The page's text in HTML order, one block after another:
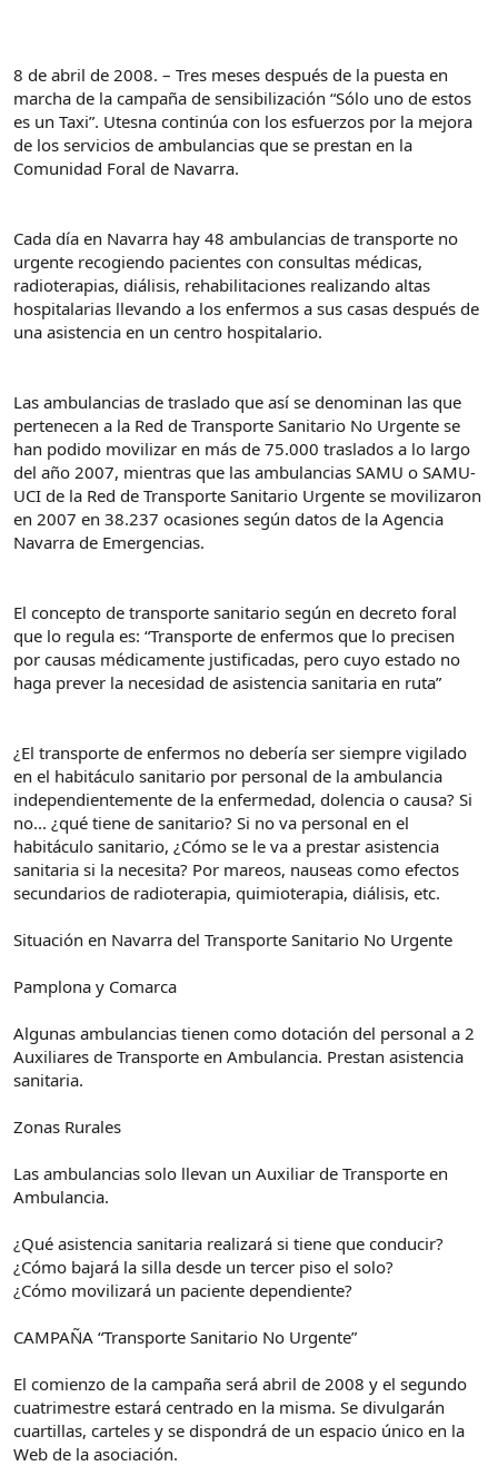
8 de abril de 2008. – Tres meses después de la puesta en
marcha de la campaña de sensibilización “Sólo uno de estos
es un Taxi”. Utesna continúa con los esfuerzos por la mejora
de los servicios de ambulancias que se prestan en la
Comunidad Foral de Navarra.
Cada día en Navarra hay 48 ambulancias de transporte no
urgente recogiendo pacientes con consultas médicas,
radioterapias, diálisis, rehabilitaciones realizando altas
hospitalarias llevando a los enfermos a sus casas después de
una asistencia en un centro hospitalario.
Las ambulancias de traslado que así se denominan las que
pertenecen a la Red de Transporte Sanitario No Urgente se
han podido movilizar en más de 75.000 traslados a lo largo
del año 2007, mientras que las ambulancias SAMU o SAMU-
UCI de la Red de Transporte Sanitario Urgente se movilizaron
en 2007 en 38.237 ocasiones según datos de la Agencia
Navarra de Emergencias.
El concepto de transporte sanitario según en decreto foral
que lo regula es: “Transporte de enfermos que lo precisen
por causas médicamente justificadas, pero cuyo estado no
haga prever la necesidad de asistencia sanitaria en ruta”
¿El transporte de enfermos no debería ser siempre vigilado
en el habitáculo sanitario por personal de la ambulancia
independientemente de la enfermedad, dolencia o causa? Si
no... ¿qué tiene de sanitario? Si no va personal en el
habitáculo sanitario, ¿Cómo se le va a prestar asistencia
sanitaria si la necesita? Por mareos, nauseas como efectos
secundarios de radioterapia, quimioterapia, diálisis, etc.
Situación en Navarra del Transporte Sanitario No Urgente
Pamplona y Comarca
Algunas ambulancias tienen como dotación del personal a 2
Auxiliares de Transporte en Ambulancia. Prestan asistencia
sanitaria.
Zonas Rurales
Las ambulancias solo llevan un Auxiliar de Transporte en
Ambulancia.
¿Qué asistencia sanitaria realizará si tiene que conducir?
¿Cómo bajará la silla desde un tercer piso el solo?
¿Cómo movilizará un paciente dependiente?
CAMPAÑA “Transporte Sanitario No Urgente”
El comienzo de la campaña será abril de 2008 y el segundo
cuatrimestre estará centrado en la misma. Se divulgarán
cuartillas, carteles y se dispondrá de un espacio único en la
Web de la asociación.